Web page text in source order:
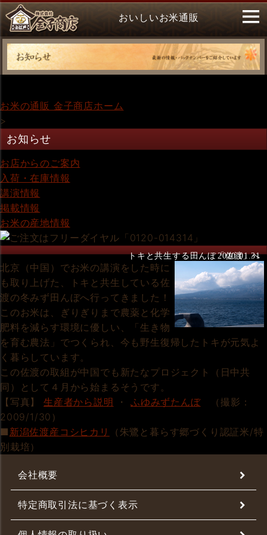
おいしいお米通販
お米の通販 金子商店ホーム
>
お知らせ
お店からのご案内
入荷・在庫情報
講演情報
掲載情報
お米の産地情報
トキと共生する田んぼ「佐渡」へ
2010.01.31
北京（中国）でお米の講演をした時に
も取り上げた、トキと共生している佐
渡の冬みず田んぼへ行ってきました！
このお米は、ぎりぎりまで農薬と化学
肥料を減らす環境に優しい、「生き物
を育む農法」でつくられ、今も野生復帰したトキが元気よ
く暮らしています。
この佐渡の取組が中国でも新たなプロジェクト（日中共
同）として４月から始まるそうです。
【写真】 生産者から説明 ・ふゆみずたんぼ（撮影：
2009/1/30）
■ 新潟佐渡産コシヒカリ
（朱鷺と暮らす郷づくり認証米/特
別栽培）
会社概要
特定商取引法に基づく表示